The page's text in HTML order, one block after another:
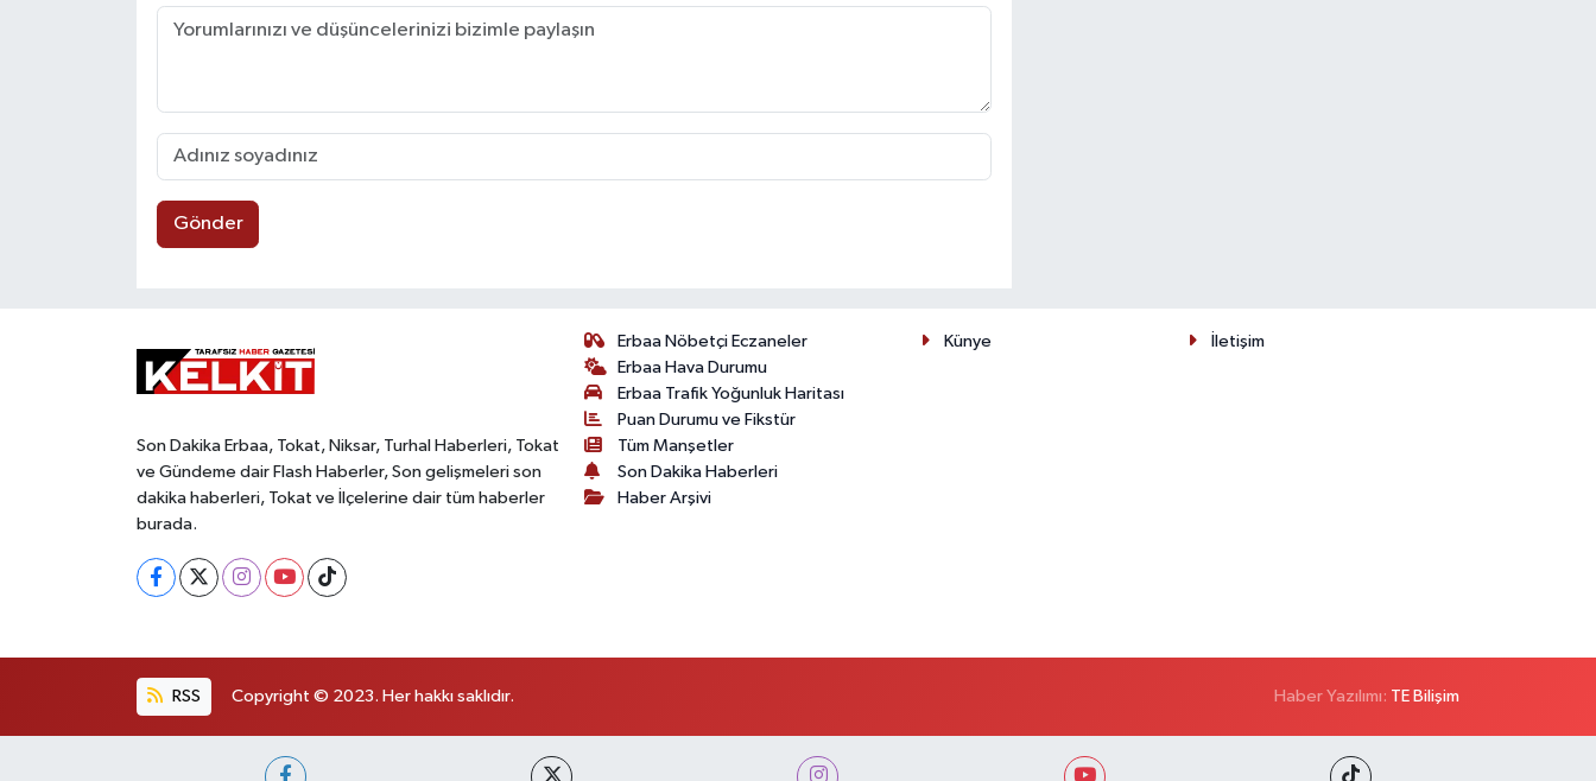
Gönder
Son Dakika Erbaa, Tokat, Niksar, Turhal Haberleri, Tokat
ve Gündeme dair Flash Haberler, Son gelişmeleri son
dakika haberleri, Tokat ve İlçelerine dair tüm haberler
burada.
Erbaa Nöbetçi Eczaneler
Erbaa Hava Durumu
Erbaa Trafik Yoğunluk Haritası
Puan Durumu ve Fikstür
Tüm Manşetler
Son Dakika Haberleri
Haber Arşivi
Künye İletişim
RSS Copyright © 2023. Her hakkı saklıdır. Haber Yazılımı: TE Bilişim